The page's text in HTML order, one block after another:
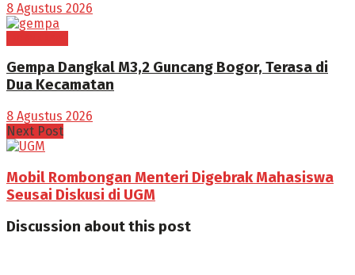
8 Agustus 2026
Gempa Dangkal M3,2 Guncang Bogor, Terasa di
Dua Kecamatan
8 Agustus 2026
Next Post
Mobil Rombongan Menteri Digebrak Mahasiswa
Seusai Diskusi di UGM
Discussion about this post